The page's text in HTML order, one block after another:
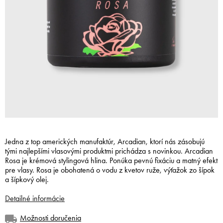
Možnosti doručenia
Jedna z top amerických manufaktúr, Arcadian, ktorí nás zásobujú
tými najlepšími vlasovými produktmi prichádza s novinkou. Arcadian
Rosa je krémová stylingová hlina. Ponúka pevnú fixáciu a matný efekt
pre vlasy. Rosa je obohatená o vodu z kvetov ruže, výťažok zo šípok
a šípkový olej.
Detailné informácie